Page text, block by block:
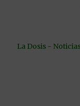
La Dosis -